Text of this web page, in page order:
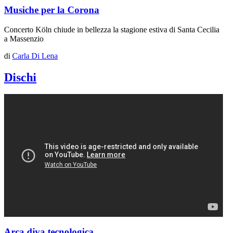
Musiche per la Corona
Concerto Köln chiude in bellezza la stagione estiva di Santa Cecilia
a Massenzio
di Carla Di Lena
Dischi